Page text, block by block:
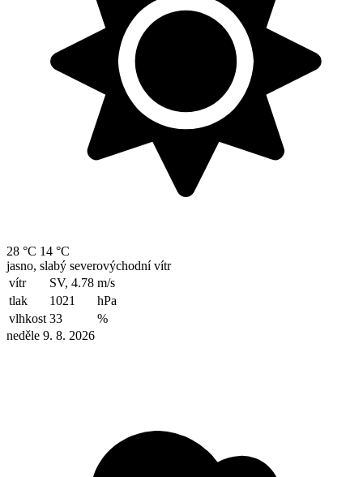
28 °C 14 °C
jasno, slabý severovýchodní vítr
vítr
SV, 4.78 m/s
tlak
1021
hPa
vlhkost 33
%
neděle 9. 8. 2026